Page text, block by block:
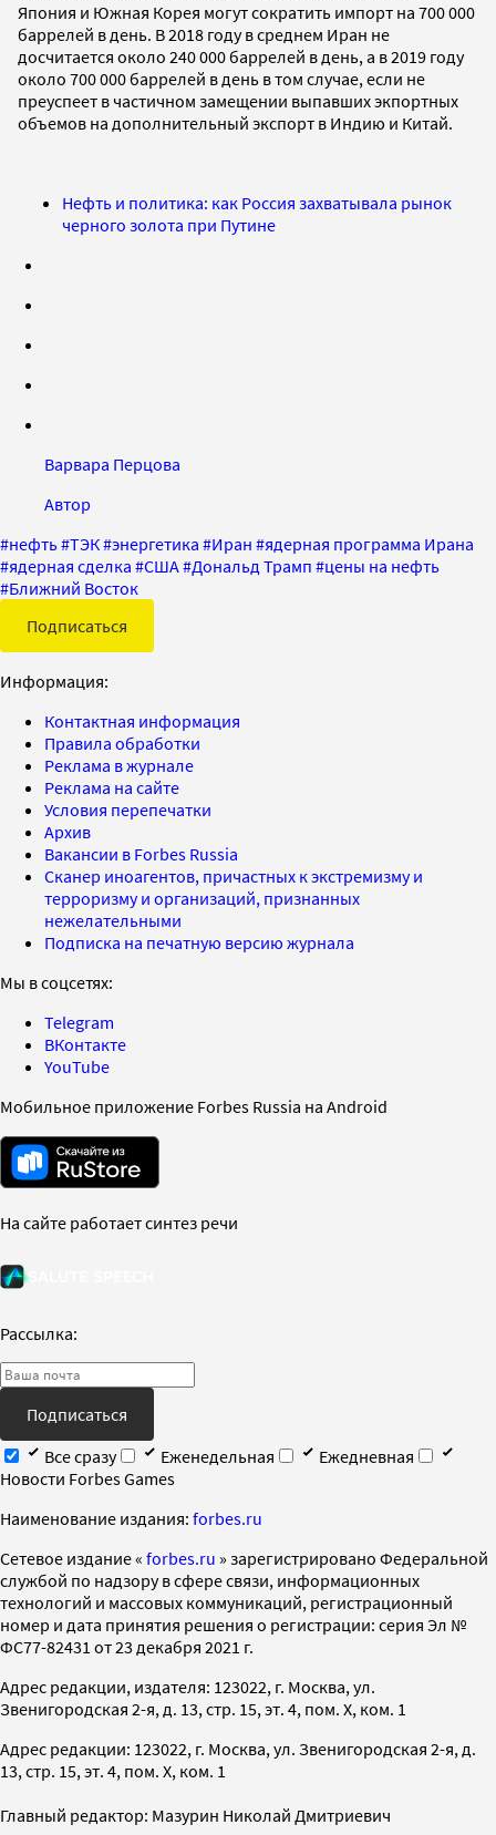
Япония и Южная Корея могут сократить импорт на 700 000
баррелей в день. В 2018 году в среднем Иран не
досчитается около 240 000 баррелей в день, а в 2019 году
около 700 000 баррелей в день в том случае, если не
преуспеет в частичном замещении выпавших экпортных
объемов на дополнительный экспорт в Индию и Китай.
Нефть и политика: как Россия захватывала рынок
черного золота при Путине
Варвара Перцова
Автор
#нефть#ТЭК#энергетика #Иран #ядерная программа Ирана
#ядерная сделка #США#Дональд Трамп #цены на нефть
#Ближний Восток
Подписаться
Информация:
Контактная информация
Правила обработки
Реклама в журнале
Реклама на сайте
Условия перепечатки
Архив
Вакансии в Forbes Russia
Сканер иноагентов, причастных к экстремизму и
терроризму и организаций, признанных
нежелательными
Подписка на печатную версию журнала
Мы в соцсетях:
Telegram
ВКонтакте
YouTube
Мобильное приложение Forbes Russia на Android
На сайте работает синтез речи
Рассылка:
Подписаться
Все сразу
Еженедельная
Ежедневная
Новости Forbes Games
Наименование издания: forbes.ru
Cетевое издание « forbes.ru » зарегистрировано Федеральной
службой по надзору в сфере связи, информационных
технологий и массовых коммуникаций, регистрационный
номер и дата принятия решения о регистрации: серия Эл №
ФС77-82431 от 23 декабря 2021 г.
Адрес редакции, издателя: 123022, г. Москва, ул.
Звенигородская 2-я, д. 13, стр. 15, эт. 4, пом. X, ком. 1
Адрес редакции: 123022, г. Москва, ул. Звенигородская 2-я, д.
13, стр. 15, эт. 4, пом. X, ком. 1
Главный редактор: Мазурин Николай Дмитриевич